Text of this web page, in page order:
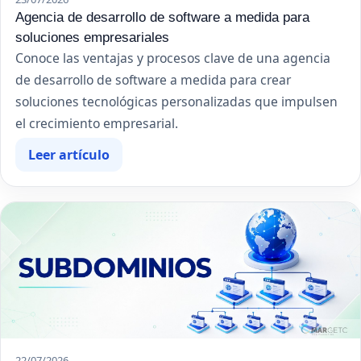
Agencia de desarrollo de software a medida para
soluciones empresariales
Conoce las ventajas y procesos clave de una agencia
de desarrollo de software a medida para crear
soluciones tecnológicas personalizadas que impulsen
el crecimiento empresarial.
Leer artículo